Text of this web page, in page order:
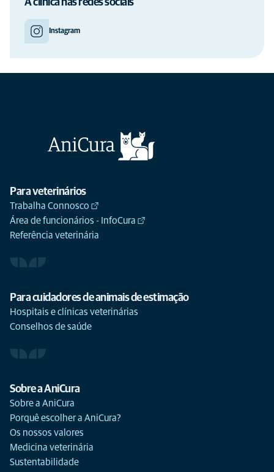
A clínica nas redes sociais
Instagram
Para veterinários
Trabalha Connosco
Área de funcionários - InfoCura
Referência veterinária
Para cuidadores de animais de estimação
Hospitais e clínicas veterinárias
Conselhos de saúde
Sobre a AniCura
Sobre a AniCura
Porquê escolher a AniCura?
Os nossos valores
Medicina veterinária
Sustentabilidade